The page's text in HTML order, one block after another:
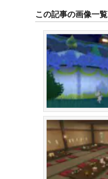
この記事の画像一覧